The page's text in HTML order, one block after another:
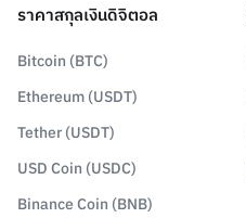
ราคาสกุลเงินดิจิตอล
Bitcoin (BTC)
Ethereum (USDT)
Tether (USDT)
USD Coin (USDC)
Binance Coin (BNB)